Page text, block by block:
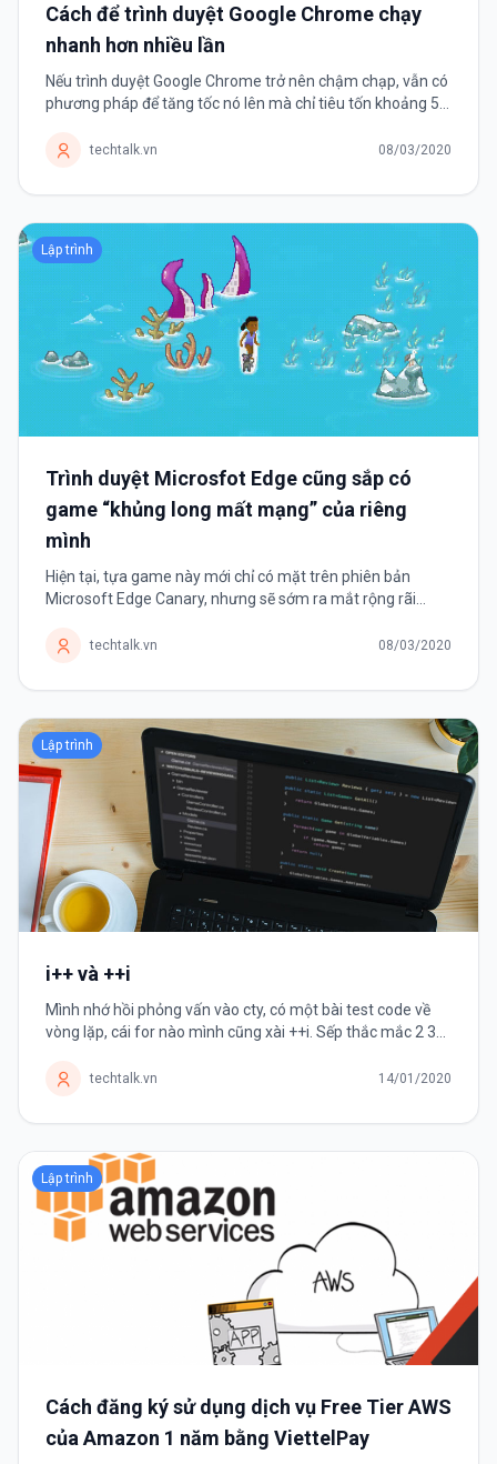
Cách để trình duyệt Google Chrome chạy
nhanh hơn nhiều lần
Nếu trình duyệt Google Chrome trở nên chậm chạp, vẫn có
phương pháp để tăng tốc nó lên mà chỉ tiêu tốn khoảng 5
được một thời...
techtalk.vn 08/03/2020
Lập trình
Trình duyệt Microsfot Edge cũng sắp có
game “khủng long mất mạng” của riêng
mình
Hiện tại, tựa game này mới chỉ có mặt trên phiên bản
Microsoft Edge Canary, nhưng sẽ sớm ra mắt rộng rãi
những trình duyệt web phổ...
techtalk.vn 08/03/2020
Lập trình
i++ và ++i
Mình nhớ hồi phỏng vấn vào cty, có một bài test code về
vòng lặp, cái for nào mình cũng xài ++i. Sếp thắc mắc 2 3
faster but I...
techtalk.vn 14/01/2020
Lập trình
Cách đăng ký sử dụng dịch vụ Free Tier AWS
của Amazon 1 năm bằng ViettelPay